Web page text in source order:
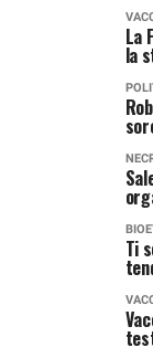
La
la
Ti